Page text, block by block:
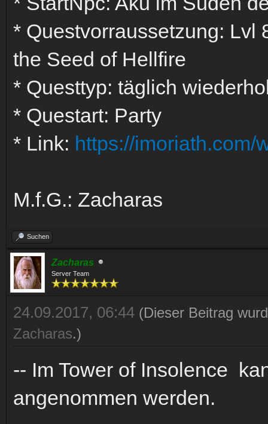
* Questvorraussetzung: Lvl
the Seed of Hellfire
* Questtyp: täglich
* Questart: Party
* Link: https://imoriath.com/
M.f.G.: Zacharas
Suchen
Zacharas
Server Team
24.09.2017, 06:44 (Dieser Beitrag
Zacharas.)
-- Im Tower of Insolence
angenommen werden.